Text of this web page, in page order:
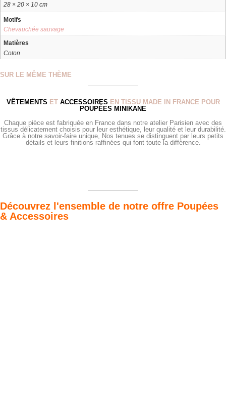
28 × 20 × 10 cm
Motifs
Chevauchée sauvage
Matières
Coton
SUR LE MÊME THÈME
VÊTEMENTS ET ACCESSOIRES EN TISSU MADE IN FRANCE POUR
POUPÉES MINIKANE
Chaque pièce est fabriquée en France dans notre atelier Parisien avec des
tissus délicatement choisis pour leur esthétique, leur qualité et leur durabilité.
Grâce à notre savoir-faire unique, Nos tenues se distinguent par leurs petits
détails et leurs finitions raffinées qui font toute la différence.
Découvrez l'ensemble de notre offre Poupées
& Accessoires